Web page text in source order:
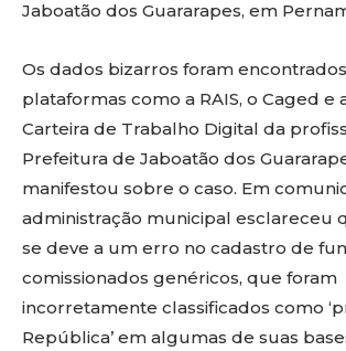
Jaboatão dos Guararapes, em
Os dados bizarros foram
plataformas como a RAIS, o Caged e
Carteira de Trabalho Digital da
Prefeitura de Jaboatão dos
manifestou sobre o caso. Em
administração municipal esclareceu
se deve a um erro no cadastro de
comissionados genéricos, que foram
incorretamente classificados como
República’ em algumas de suas